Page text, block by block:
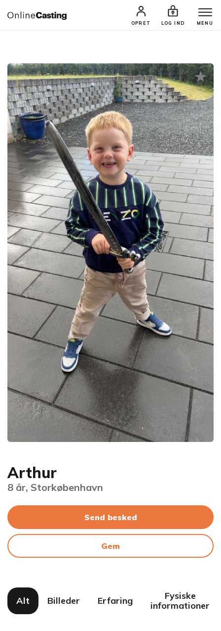
OPRET LOG IND MENU
CASTINGS & JOBS SØG PROFIL
Arthur
8 år, Storkøbenhavn
Send besked
Gem
Alt Billeder Erfaring
Fysiske
informationer